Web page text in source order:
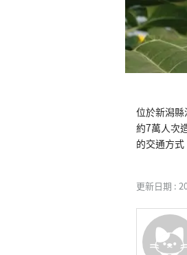
位於新潟
約7萬人次
的交通方
更新日期 :